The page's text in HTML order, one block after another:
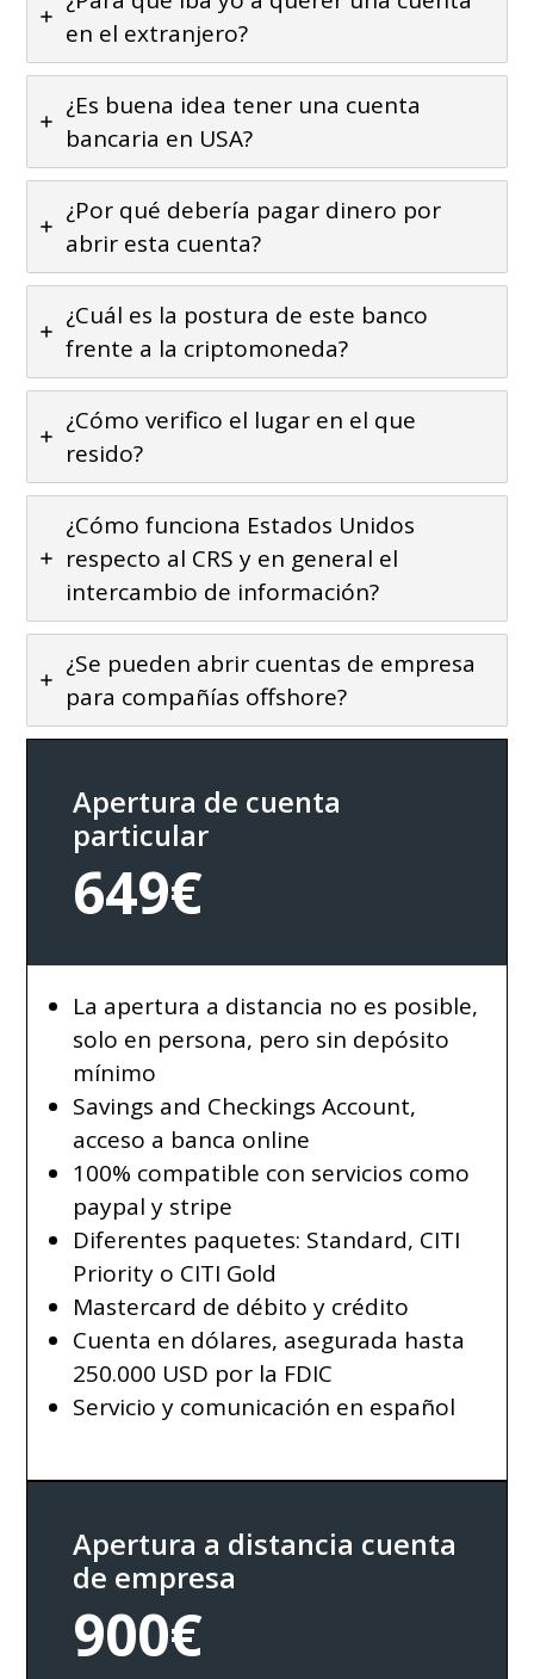
en el extranjero?
¿Es buena idea tener una cuenta
bancaria en USA?
¿Por qué debería pagar dinero por
abrir esta cuenta?
¿Cuál es la postura de este banco
frente a la criptomoneda?
¿Cómo verifico el lugar en el que
resido?
¿Cómo funciona Estados Unidos
respecto al CRS y en general el
intercambio de información?
¿Se pueden abrir cuentas de empresa
para compañías offshore?
Apertura de cuenta
particular
649€
La apertura a distancia no es posible,
solo en persona, pero sin depósito
mínimo
Savings and Checkings Account,
acceso a banca online
100% compatible con servicios como
paypal y stripe
Diferentes paquetes: Standard, CITI
Priority o CITI Gold
Mastercard de débito y crédito
Cuenta en dólares, asegurada hasta
250.000 USD por la FDIC
Servicio y comunicación en español
Apertura a distancia cuenta
de empresa
900€